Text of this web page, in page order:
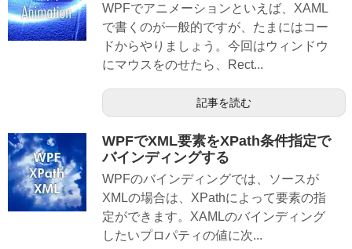
WPFでアニメーションといえば、XAML
で書くのが一般的ですが、たまにはコー
ドからやりましょう。今回はウィンドウ
にマウスをのせたら、Rect...
記事を読む
WPFでXML要素をXPath条件指定で
バインディングする
WPFのバインディングでは、ソースが
XMLの場合は、XPathによって要素の指
定ができます。XAMLのバインディング
したいプロパティの値に次...